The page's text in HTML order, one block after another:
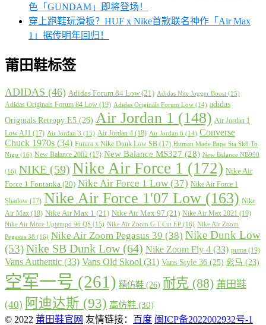
色「GUNDAM」即将登场！
穿上跑鞋玩滑板？HUF x Nike首款联名神作「Air Max
1」据传明年回归！
莆田鞋标签
ADIDAS (46) Adidas Forum 84 Low (21) Adidas Nite Jogger Boost (15)
Adidas Originals Forum 84 Low (19) Adidas Originals Forum Low (14) adidas
Originals Retropy E5 (26) Air Jordan 1 (148) Air Jordan 1
Low AJ1 (17) Air Jordan 3 (15) Air Jordan 4 (18) Air Jordan 6 (14) Converse
Chuck 1970s (34) Futura x Nike Dunk Low SB (17) Human Made Bape Sta Sk8 To
Nigo (16) New Balance 2002 (17) New Balance MS327 (28) New Balance NB990
(16) NIKE (59) Nike Air Force 1 (172) Nike Air
Force 1 Fontanka (20) Nike Air Force 1 Low (37) Nike Air Force 1
Shadow (17) Nike Air Force 1'07 Low (163) Nike
Air Max (18) Nike Air Max 1 (21) Nike Air Max 97 (21) Nike Air Max 2021 (19)
Nike Air More Uptempo 96 QS (15) Nike Air Zoom G.T.Cut EP (16) Nike Air Zoom
Pegasus 38 (16) Nike Air Zoom Pegasus 39 (38) Nike Dunk Low
(53)Nike SB Dunk Low(64) Nike Zoom Fly 4 (33) puma (19)
Vans Authentic (33) Vans Old Skool (31) Vans Style 36 (25) 彪马 (23)
空军一号 (261) 精仿鞋 (26) 耐克 (88) 莆田鞋
(40) 阿迪达斯 (93) 高仿鞋 (30)
© 2022 莆田鞋官网 友情链接： 百度 闽ICP备2022002932号-1